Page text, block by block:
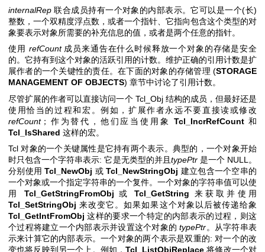
internalRep 联合成员持有一个对象的内部表示。它可以是一个(长)
整数，一个双精度浮点数，或者一个指针、它指向包含这个类型的对
象要表示对象所需要的补充信息的值，或者是两个任意的指针。
使用 refCount成员来通告在什么时候释放一个对象的存储是安全
的。它持有到这个对象的活跃引用的计数。维护正确的引用计数是扩
展作者的一个关键性的责任。在下面的对象的存储管理 (STORAGE
MANAGEMENT OF OBJECTS) 章节中讨论了引用计数。
尽管扩展的作者可以直接访问一个 Tcl_Obj 结构的成员，但最好还是
使用恰当的过程和宏。例如，扩展作者永远不要直接读或修改
refCount；作为替代，他们应当使用象Tcl_IncrRefCount 和
Tcl_IsShared 这样的宏。
Tcl 对象的一个关键属性是它持有两个表示。典型的，一个对象开始
时只包含一个字符串表示: 它是无类型的并且 typePtr是一个 NULL。
分别使用Tcl_NewObj 或Tcl_NewStringObj 建立包含一个空串的
一个对象或一个指定字符串的一个复件。一个对象的字符串值可以使
用 Tcl_GetStringFromObj 或Tcl_GetString 来获取并使用
Tcl_SetStringObj 来改变它。如果如果这个对象以后被传递给象
Tcl_GetIntFromObj 这样的要求一个特定的内部表示的过程，则这
个过程将建立一个内部表示并设置这个对象的typePtr。从字符串表
示来计算它的内部表示。一个对象的两个表示是双重的: 对一个的改
变也将反映到另一个上。例如，Tcl_ListObjReplace 将修改一个对